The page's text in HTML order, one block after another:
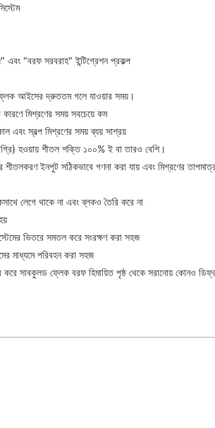
এবং "বরফ সরবরাহ" ইন্টিগ্রেশন প্রকল্প
আইসের দ্রুততম গলে যাওয়ার সময়।
মিশ্রণের সময় সবচেয়ে কম
এবং স্বল্প মিশ্রণের সময় ব্যয় সাশ্রয়
হওয়ায় শীতল শক্তি ১০০% ই বা তারও বেশি।
ইনপুট সঠিকভাবে গণনা করা যায় এবং মিশ্রণের
লেগে থাকে না এবং ব্লকও তৈরি করে না
ভিতরে সমতল করে সংরক্ষণ করা সহজ
মাধ্যমে পরিবহন করা সহজ
করে সাবকুলড ফ্লেক বরফ হিমায়িত পৃষ্ঠ থেকে সরানোয় কোনও